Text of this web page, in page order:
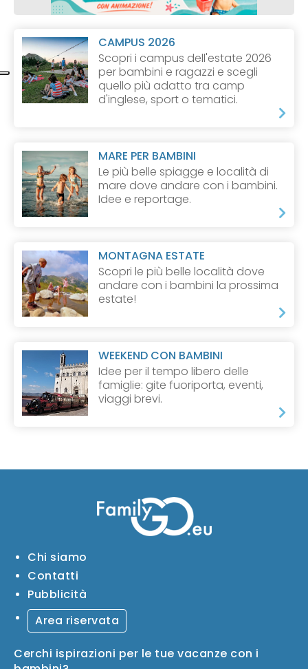
CAMPUS 2026
Scopri i campus dell'estate 2026
per bambini e ragazzi e scegli
quello più adatto tra camp
d'inglese, sport o tematici.
MARE PER BAMBINI
Le più belle spiagge e località di
mare dove andare con i bambini.
Idee e reportage.
MONTAGNA ESTATE
Scopri le più belle località dove
andare con i bambini la prossima
estate!
WEEKEND CON BAMBINI
Idee per il tempo libero delle
famiglie: gite fuoriporta, eventi,
viaggi brevi.
Chi siamo
Contatti
Pubblicità
Area riservata
Cerchi ispirazioni per le tue vacanze con i